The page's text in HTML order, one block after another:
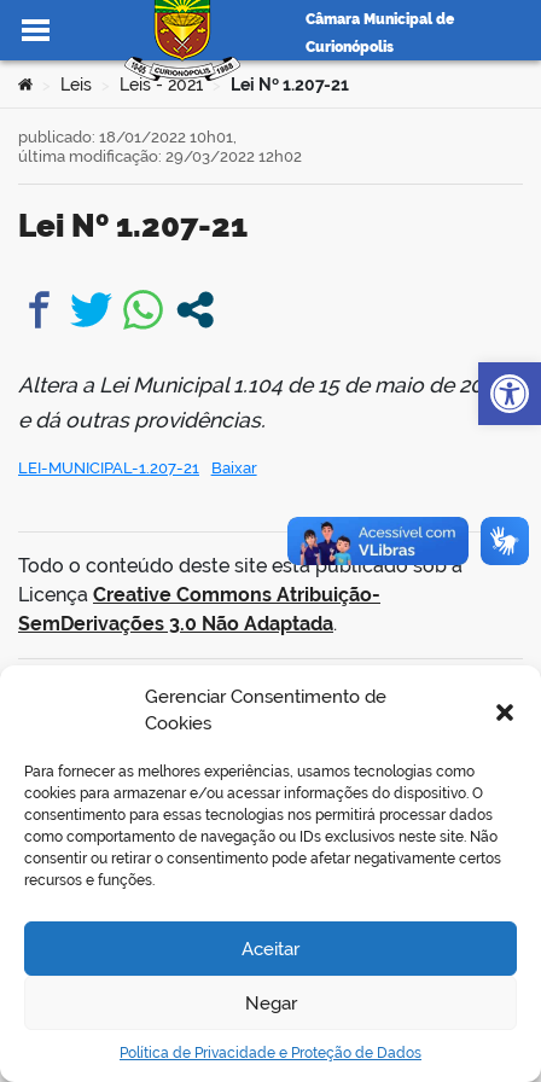
Gerenciar Consentimento de
Cookies
Para fornecer as melhores experiências, usamos tecnologias como
cookies para armazenar e/ou acessar informações do dispositivo. O
consentimento para essas tecnologias nos permitirá processar dados
como comportamento de navegação ou IDs exclusivos neste site. Não
consentir ou retirar o consentimento pode afetar negativamente certos
recursos e funções.
Aceitar
Negar
Política de Privacidade e Proteção de Dados
Ir para o conteúdo
Câmara Municipal de
Curionópolis
portal
Você está aqui:
Leis Leis - 2021 > Lei Nº 1.207-21
Lei Nº 1.207-21
publicado: 18/01/2022 10h01,
última modificação: 29/03/2022 12h02
Altera a Lei Municipal 1.104 de 15 de maio de 2015,
e dá outras providências.
LEI-MUNICIPAL-1.207-21 Baixar
Todo o conteúdo deste site está publicado sob a
Licença Creative Commons Atribuição-
SemDerivações 3.0 Não Adaptada.
VOLTAR AO TOPO
REDES SOCIAIS